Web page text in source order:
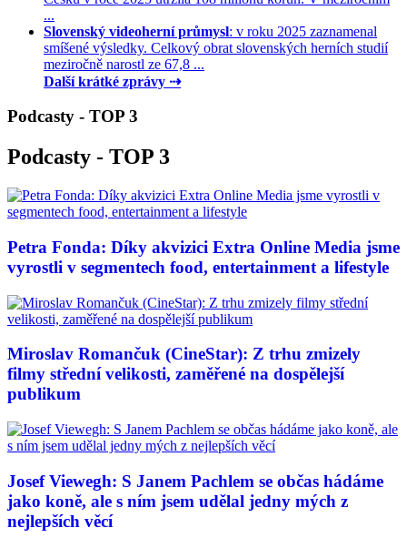
...
Slovenský videoherní průmysl: v roku 2025 zaznamenal
smíšené výsledky. Celkový obrat slovenských herních studií
meziročně narostl ze 67,8 ...
Další krátké zprávy ⇢
Podcasty - TOP 3
Podcasty - TOP 3
Petra Fonda: Díky akvizici Extra Online Media jsme
vyrostli v segmentech food, entertainment a lifestyle
Miroslav Romančuk (CineStar): Z trhu zmizely
filmy střední velikosti, zaměřené na dospělejší
publikum
Josef Viewegh: S Janem Pachlem se občas hádáme
jako koně, ale s ním jsem udělal jedny mých z
nejlepších věcí